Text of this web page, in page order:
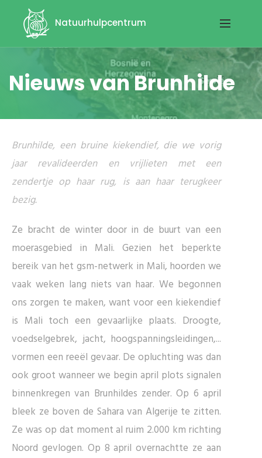
Natuurhulpcentrum
Nieuws van Brunhilde
Brunhilde, een bruine kiekendief, die we vorig
jaar revalideerden en vrijlieten met een
zendertje op haar rug, is aan haar terugkeer
bezig.
Ze bracht de winter door in de buurt van een
moerasgebied in Mali. Gezien het beperkte
bereik van het gsm-netwerk in Mali, hoorden we
vaak weken lang niets van haar. We begonnen
ons zorgen te maken, want voor een kiekendief
is Mali toch een gevaarlijke plaats. Droogte,
voedselgebrek, jacht, hoogspanningsleidingen,...
vormen een reeël gevaar. De opluchting was dan
ook groot wanneer we begin april plots signalen
binnenkregen van Brunhildes zender. Op 6 april
bleek ze boven de Sahara van Algerije te zitten.
Ze was op dat moment al ruim 2.000 km richting
Noord gevlogen. Op 8 april overnachtte ze aan